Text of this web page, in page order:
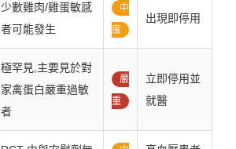
少數雞肉/雞蛋敏感
者可能發生
中
度
出現即停用
極罕見,主要見於對
家禽蛋白嚴重過敏
者
嚴
重
立即停用並
就醫